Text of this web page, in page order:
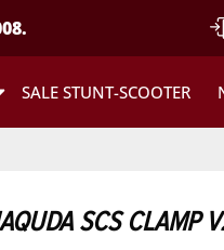
SALE STUNT-SCOOTER
SCS CLAMP